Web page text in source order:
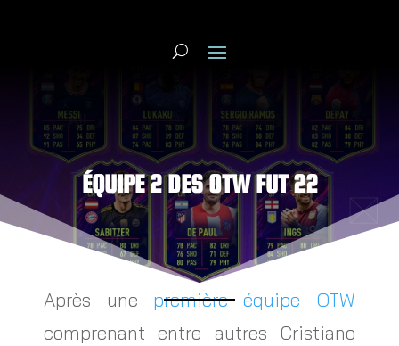
ÉQUIPE 2 DES OTW FUT 22
Après une première équipe OTW
comprenant entre autres Cristiano